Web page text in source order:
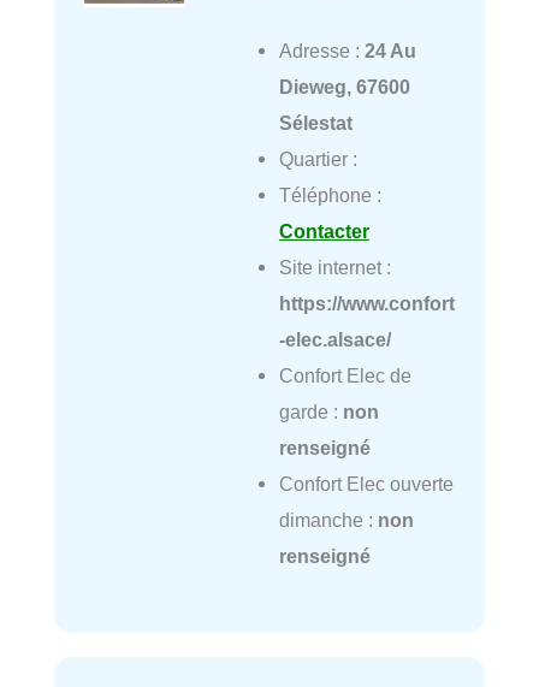
Adresse : 24 Au
Dieweg, 67600
Sélestat
Quartier :
Téléphone :
Contacter
Site internet :
https://www.confort
-elec.alsace/
Confort Elec de
garde : non
renseigné
Confort Elec ouverte
dimanche : non
renseigné